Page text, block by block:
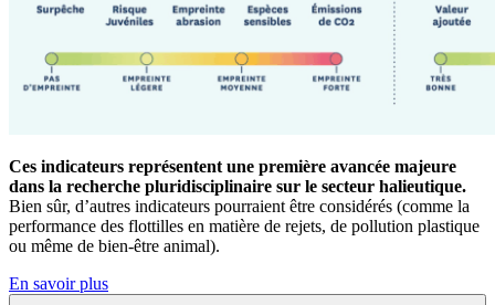
Ces indicateurs représentent une première avancée majeure
dans la recherche pluridisciplinaire sur le secteur halieutique.
Bien sûr, d’autres indicateurs pourraient être considérés (comme la
performance des flottilles en matière de rejets, de pollution plastique
ou même de bien-être animal).
En savoir plus